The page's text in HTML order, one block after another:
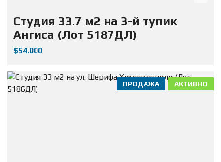
Студия 33.7 м2 на 3-й тупик
Ангиса (Лот 5187ДЛ)
$54.000
АКТИВНО
ПРОДАЖА